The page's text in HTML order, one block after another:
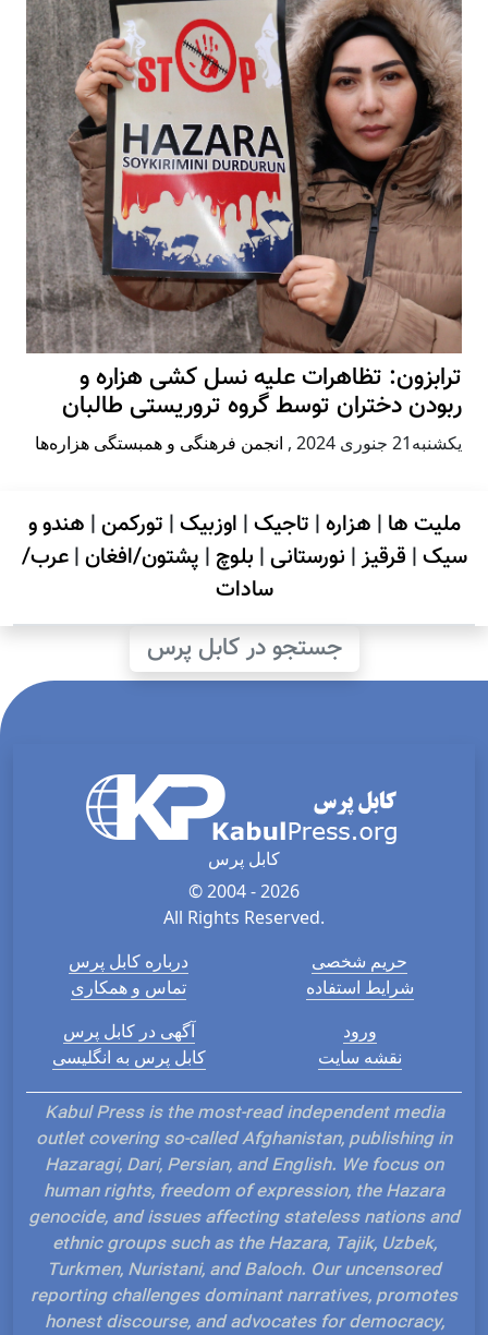
ترابزون: تظاهرات علیه نسل کشی هزاره و
ربودن دختران توسط گروه تروریستی طالبان
يكشنبه21 جنوری 2024 , انجمن فرهنگی و همبستگی هزاره‌ها
ملیت ها | هزاره| تاجیک| اوزبیک| تورکمن| هندو و
سیک| قرقیز| نورستانی| بلوچ | پشتون/افغان|عرب/
سادات
جستجو در کابل پرس
کابل پرس
© 2004 - 2026
All Rights Reserved.
درباره کابل پرس
تماس و همکاری
حریم شخصی
شرایط استفاده
آگهی در کابل پرس
کابل پرس به انگلیسی
ورود
نقشه سایت
Kabul Press is the most-read independent media
outlet covering so-called Afghanistan, publishing in
Hazaragi, Dari, Persian, and English. We focus on
human rights, freedom of expression, the Hazara
genocide, and issues affecting stateless nations and
ethnic groups such as the Hazara, Tajik, Uzbek,
Turkmen, Nuristani, and Baloch. Our uncensored
reporting challenges dominant narratives, promotes
honest discourse, and advocates for democracy,